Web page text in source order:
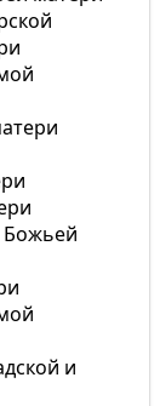
Божьей
и